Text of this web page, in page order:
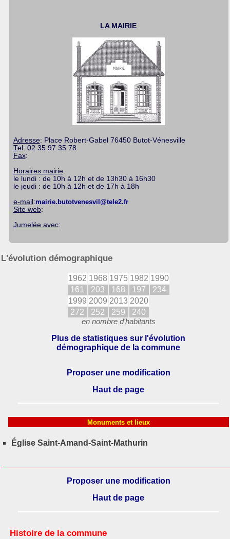
LA MAIRIE
Adresse: Place Robert-Gabel 76450 Butot-Vénesville
Tel : 02 35 97 35 78
Fax:
Horaires mairie:
le lundi : de 10h à 12h et de 13h30 à 16h30
le jeudi : de 10h à 12h et de 17h à 18h
e-mail :mairie.butotvenesvil@tele2.fr
Site web:
Jumelée avec:
L'évolution démographique
1962 1968 1975 1982 1990
161
203 168 197
234
1999 2009 2013 2020
272
252 259 240
en nombre d'habitants
Plus de statistiques sur l'évolution
démographique de la commune
Proposer une modification
Haut de page
Monuments et lieux
Église Saint-Amand-Saint-Mathurin
Proposer une modification
Haut de page
Histoire de la commune